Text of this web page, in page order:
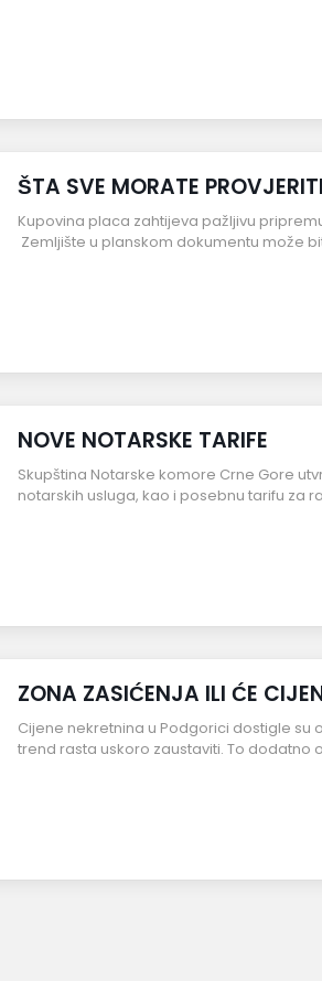
ŠTA SVE MORATE
Kupovina placa zahtijeva pažljivu
Zemljište u planskom dokumentu može
NOVE NOTARSKE TARIFE
Skupština Notarske komore Crne Gore
notarskih usluga, kao i posebnu tarifu za
ZONA ZASIĆENJA ILI ĆE
Cijene nekretnina u Podgorici dostigle su
trend rasta uskoro zaustaviti. To